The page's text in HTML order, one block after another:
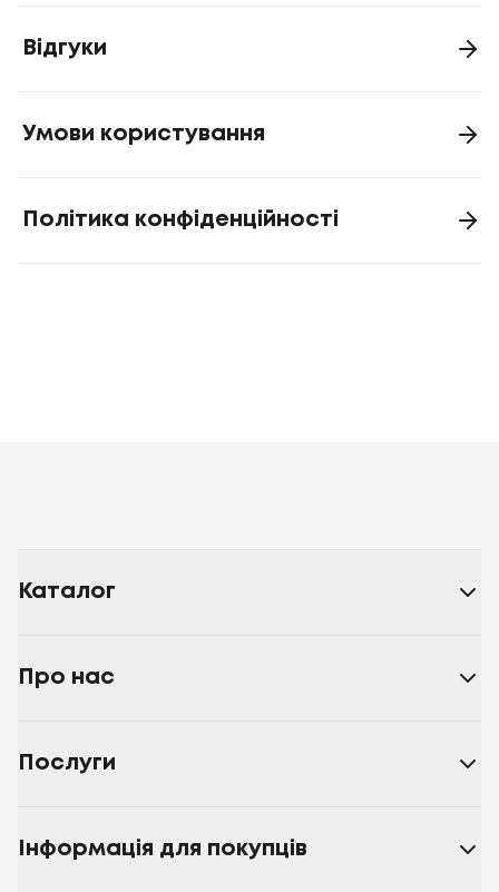
Відгуки
Умови користування
Політика конфіденційності
Каталог
Про нас
Послуги
Інформація для покупців